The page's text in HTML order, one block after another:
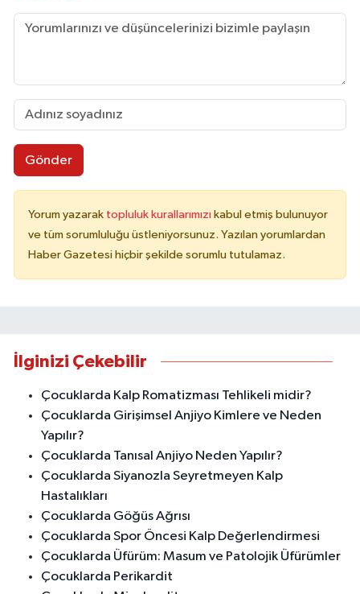
Gönder
Yorum yazarak topluluk kurallarımızı kabul etmiş bulunuyor
ve tüm sorumluluğu üstleniyorsunuz. Yazılan yorumlardan
Haber Gazetesi hiçbir şekilde sorumlu tutulamaz.
İlginizi Çekebilir
Çocuklarda Kalp Romatizması Tehlikeli midir?
Çocuklarda Girişimsel Anjiyo Kimlere ve Neden
Yapılır?
Çocuklarda Tanısal Anjiyo Neden Yapılır?
Çocuklarda Siyanozla Seyretmeyen Kalp
Hastalıkları
Çocuklarda Göğüs Ağrısı
Çocuklarda Spor Öncesi Kalp Değerlendirmesi
Çocuklarda Üfürüm: Masum ve Patolojik Üfürümler
Çocuklarda Perikardit